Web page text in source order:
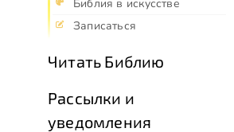
Библия в искусстве
Записаться
Читать Библию
Рассылки и
уведомления